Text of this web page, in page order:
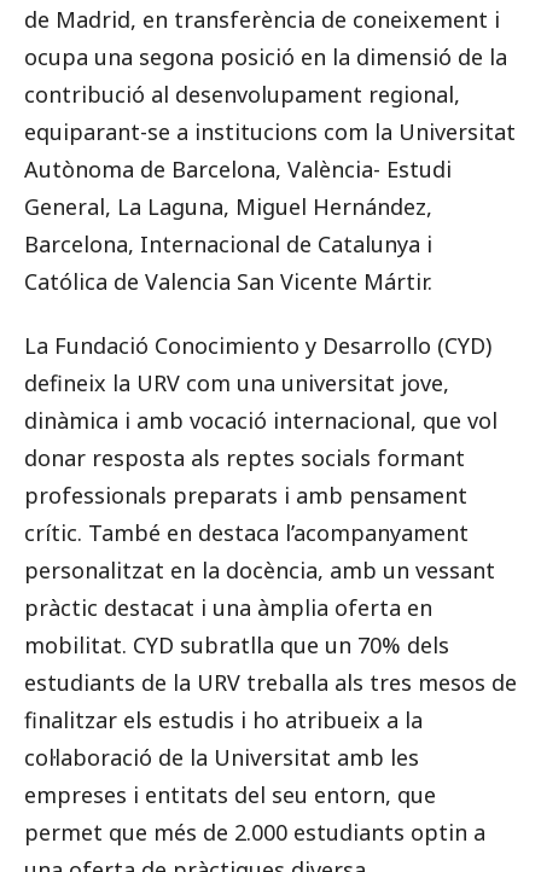
de Madrid, en transferència de coneixement i
ocupa una segona posició en la dimensió de la
contribució al desenvolupament regional,
equiparant-se a institucions com la Universitat
Autònoma de Barcelona, València- Estudi
General, La Laguna, Miguel Hernández,
Barcelona, Internacional de Catalunya i
Católica de Valencia San Vicente Mártir.
La Fundació Conocimiento y Desarrollo (CYD)
defineix la URV com una universitat jove,
dinàmica i amb vocació internacional, que vol
donar resposta als reptes socials formant
professionals preparats i amb pensament
crític. També en destaca l’acompanyament
personalitzat en la docència, amb un vessant
pràctic destacat i una àmplia oferta en
mobilitat. CYD subratlla que un 70% dels
estudiants de la URV treballa als tres mesos de
finalitzar els estudis i ho atribueix a la
col·laboració de la Universitat amb les
empreses i entitats del seu entorn, que
permet que més de 2.000 estudiants optin a